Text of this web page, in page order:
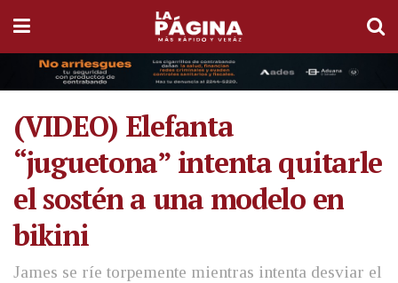
(VIDEO) Elefanta
“juguetona” intenta quitarle
el sostén a una modelo en
bikini
James se ríe torpemente mientras intenta desviar el